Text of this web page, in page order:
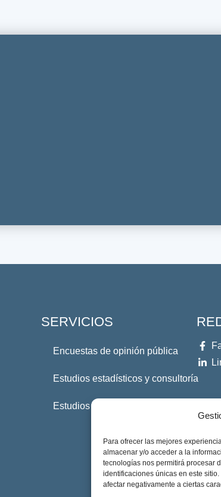
Para ofrecer las mejores
almacenar y/o acceder a la
tecnologías nos permitirá procesar
identificaciones únicas en este
afectar negativamente a ciertas
SERVICIOS
Encuestas de opinión pública
Estudios estadísticos y consultoría
Estudios Profesionales